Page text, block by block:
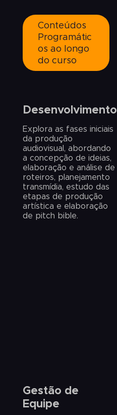
Saiba mais
Conteúdos
Programátic
os ao longo
do curso
Desenvolvimento
Explora as fases iniciais
da produção
audiovisual, abordando
a concepção de ideias,
elaboração e análise de
roteiros, planejamento
transmídia, estudo das
etapas de produção
artística e elaboração
de pitch bible.
Gestão de
Equipe